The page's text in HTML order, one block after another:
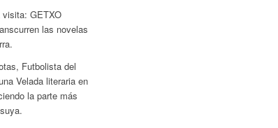
GETXO
las novelas
Futbolista del
Velada literaria en
la parte más